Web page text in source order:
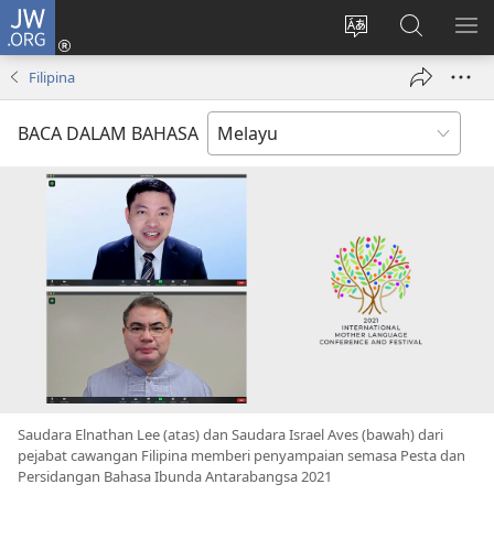
JW.ORG
Tukar
bahasa
web
Log
Masuk
baharu)
Cari
JW.ORG
Filipina
BACA DALAM BAHASA
Saudara Elnathan Lee (atas) dan Saudara Israel Aves (bawah) dari
pejabat cawangan Filipina memberi penyampaian semasa Pesta dan
Persidangan Bahasa Ibunda Antarabangsa 2021